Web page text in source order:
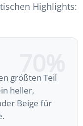
Highlights:
größten Teil
heller,
Beige für